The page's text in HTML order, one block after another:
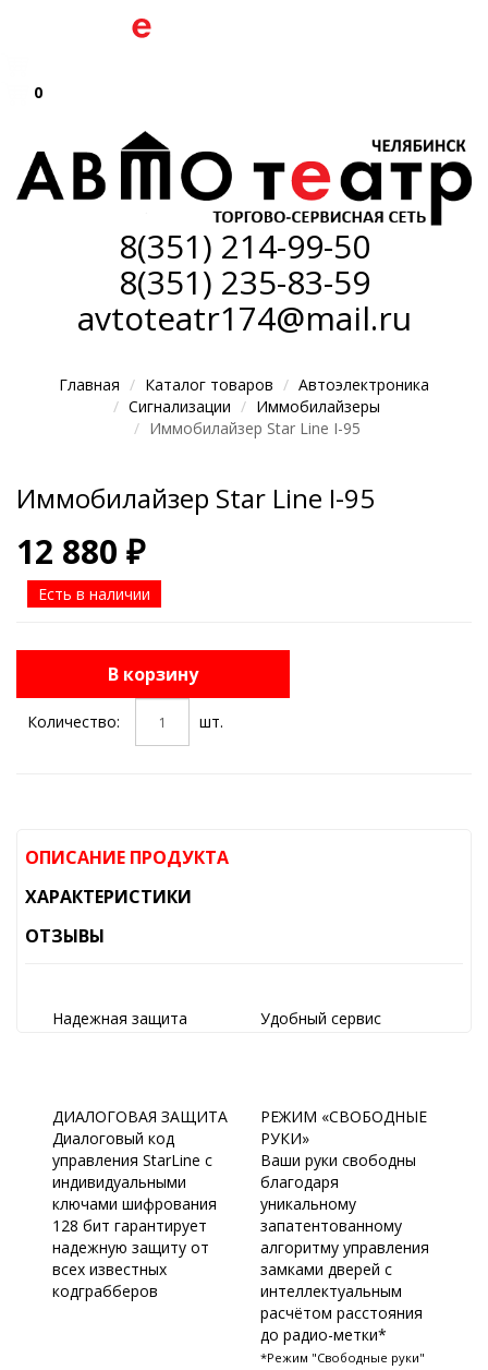
0
8(351) 214-99-50
8(351) 235-83-59
avtoteatr174@mail.ru
Главная Каталог товаров
Автоэлектроника
Сигнализации
Иммобилайзеры
Иммобилайзер Star Line I-95
Иммобилайзер Star Line I-95
12 880 ₽
Есть в наличии
В корзину
Количество: шт.
ОПИСАНИЕ ПРОДУКТА
ХАРАКТЕРИСТИКИ
ОТЗЫВЫ
Надежная защита
ДИАЛОГОВАЯ ЗАЩИТА
Диалоговый код
управления StarLine c
индивидуальными
ключами шифрования
128 бит гарантирует
надежную защиту от
всех известных
кодграбберов
Удобный сервис
РЕЖИМ «СВОБОДНЫЕ
РУКИ»
Ваши руки свободны
благодаря
уникальному
запатентованному
алгоритму управления
замками дверей с
интеллектуальным
расчётом расстояния
до радио-метки*
*Режим "Свободные руки"